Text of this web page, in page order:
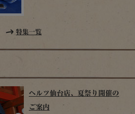
特集一覧
ヘルツ仙台店、夏祭り開催の
ご案内